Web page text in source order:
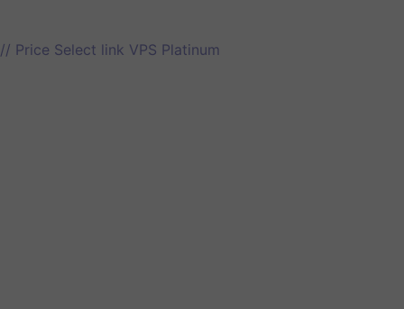
// Price Select link VPS Platinum